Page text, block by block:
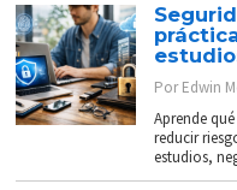
PorEdwin
Aprende
reducir
estudios,